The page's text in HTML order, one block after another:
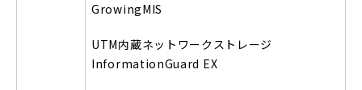
GrowingMIS
UTM内蔵ネットワークストレージ
InformationGuard EX